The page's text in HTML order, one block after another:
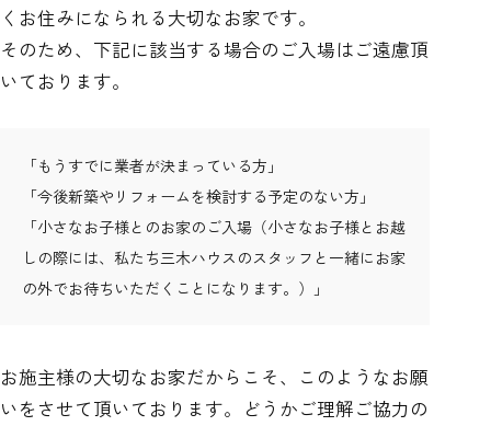
くお住みになられる大切なお家です。
そのため、下記に該当する場合のご入場はご遠慮頂
いております。
「もうすでに業者が決まっている方」
「今後新築やリフォームを検討する予定のない方」
「小さなお子様とのお家のご入場（小さなお子様とお越
しの際には、私たち三木ハウスのスタッフと一緒にお家
の外でお待ちいただくことになります。）」
お施主様の大切なお家だからこそ、このようなお願
いをさせて頂いております。どうかご理解ご協力の